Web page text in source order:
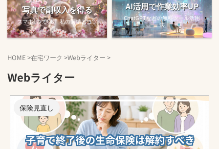
写真で副収入を得る
スマホ1つでOK！私の実績とコツ
AI活用で作業効率UP
ChatGPTなどの無料ツール活用
法
HOME >在宅ワーク >Webライター >
Webライター
保険見直し